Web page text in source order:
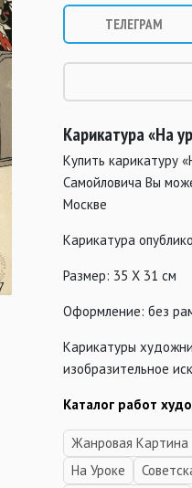
ТЕЛЕГРАМ
Карикатура «На
Купить карикатуру
Самойловича Вы
Москве
Карикатура
Размер: 35 Х 31 см
Оформление: без
Карикатуры
изобразительное
Каталог работ
Жанровая Картина
На Уроке